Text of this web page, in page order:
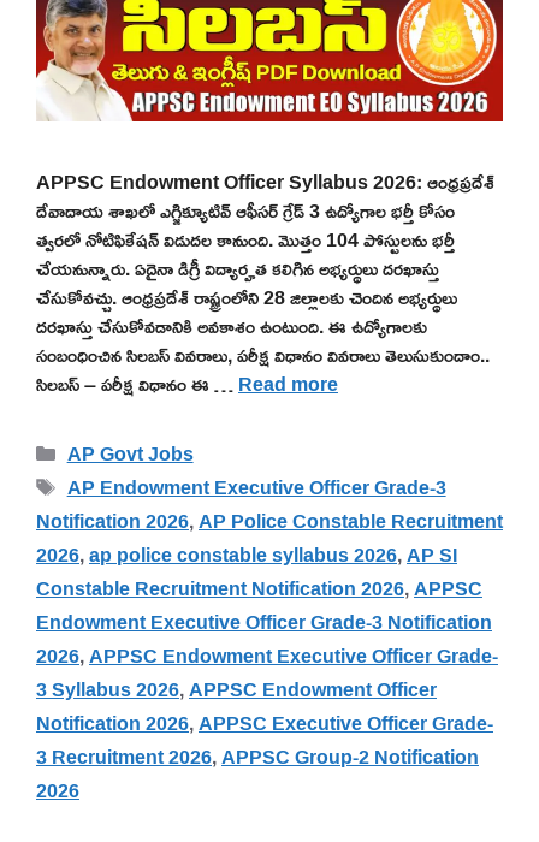
APPSC Endowment Officer Syllabus 2026: ఆంధ్రప్రదేశ్
దేవాదాయ శాఖలో ఎగ్జిక్యూటివ్ ఆఫీసర్ గ్రేడ్ 3 ఉద్యోగాల భర్తీ కోసం
త్వరలో నోటిఫికేషన్ విడుదల కానుంది. మొత్తం 104 పోస్టులను భర్తీ
చేయనున్నారు. ఏదైనా డిగ్రీ విద్యార్హత కలిగిన అభ్యర్థులు దరఖాస్తు
చేసుకోవచ్చు. ఆంధ్రప్రదేశ్ రాష్ట్రంలోని 28 జిల్లాలకు చెందిన అభ్యర్థులు
దరఖాస్తు చేసుకోవడానికి అవకాశం ఉంటుంది. ఈ ఉద్యోగాలకు
సంబంధించిన సిలబస్ వివరాలు, పరీక్ష విధానం వివరాలు తెలుసుకుందాం..
సిలబస్ – పరీక్ష విధానం ఈ …Read more
Categories
AP Govt Jobs
Tags
AP Endowment Executive Officer Grade-3
Notification 2026,AP Police Constable Recruitment
2026,ap police constable syllabus 2026,AP SI
Constable Recruitment Notification 2026,APPSC
Endowment Executive Officer Grade-3 Notification
2026,APPSC Endowment Executive Officer Grade-
3 Syllabus 2026,APPSC Endowment Officer
Notification 2026,APPSC Executive Officer Grade-
3 Recruitment 2026,APPSC Group-2 Notification
2026